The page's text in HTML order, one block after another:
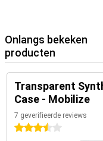
Onlangs bekeken
producten
Transparent
Case - Mobilize
7 geverifieerde reviews
3.5 sterren